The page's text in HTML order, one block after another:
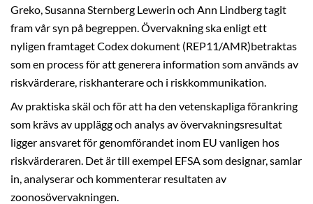
Greko, Susanna Sternberg Lewerin och Ann Lindberg tagit
fram vår syn på begreppen. Övervakning ska enligt ett
nyligen framtaget Codex dokument (REP11/AMR)betraktas
som en process för att generera information som används av
riskvärderare, riskhanterare och i riskkommunikation.
Av praktiska skäl och för att ha den vetenskapliga förankring
som krävs av upplägg och analys av övervakningsresultat
ligger ansvaret för genomförandet inom EU vanligen hos
riskvärderaren. Det är till exempel EFSA som designar, samlar
in, analyserar och kommenterar resultaten av
zoonosövervakningen.